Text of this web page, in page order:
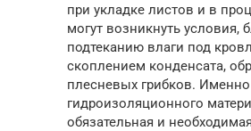
при укладке листов и в
могут возникнуть условия,
подтеканию влаги под
скоплением конденсата,
плесневых грибков.
гидроизоляционного
обязательная и